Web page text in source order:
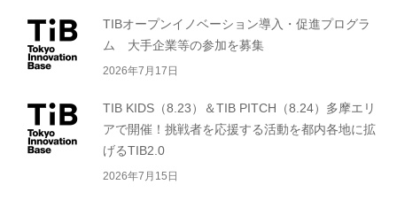
TIBオープンイノベーション導入・促進プログラ
ム 大手企業等の参加を募集
2026年7月17日
TIB KIDS（8.23）＆TIB PITCH（8.24）多摩エリ
アで開催！挑戦者を応援する活動を都内各地に拡
げるTIB2.0
2026年7月15日